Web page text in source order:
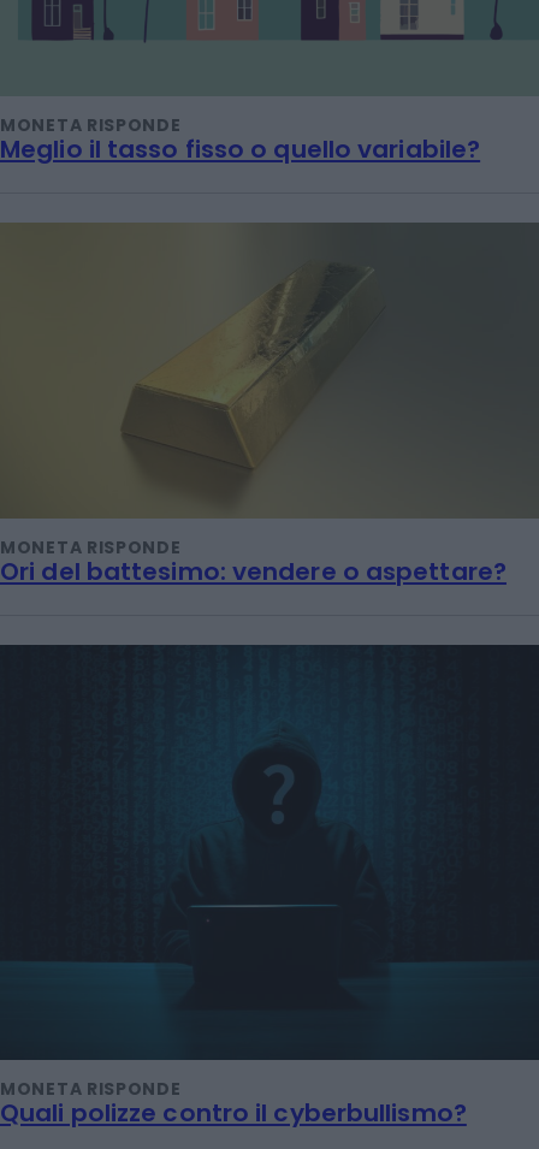
MONETA RISPONDE
Meglio il tasso fisso o quello variabile?
MONETA RISPONDE
Ori del battesimo: vendere o aspettare?
MONETA RISPONDE
Quali polizze contro il cyberbullismo?